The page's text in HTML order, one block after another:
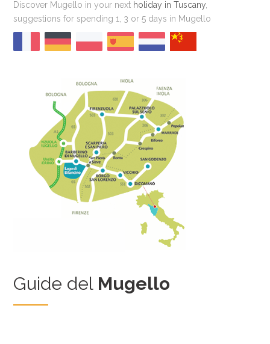
Discover Mugello in your next holiday in Tuscany
suggestions for spending 1, 3 or 5 days in Mugello
Guide del Mugello